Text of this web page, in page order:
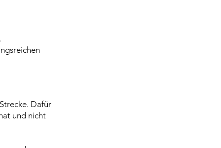
Dafür
und nicht